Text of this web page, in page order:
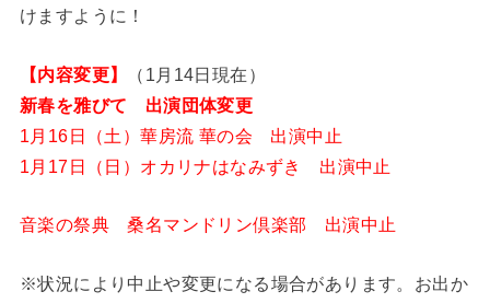
けますように！
【内容変更】
（1月14日現在）
新春を雅びて 出演団体変更
1月16日（土）華房流 華の会 出演中止
1月17日（日）オカリナはなみずき 出演中止
音楽の祭典 桑名マンドリン倶楽部 出演中止
※状況により中止や変更になる場合があります。お出か